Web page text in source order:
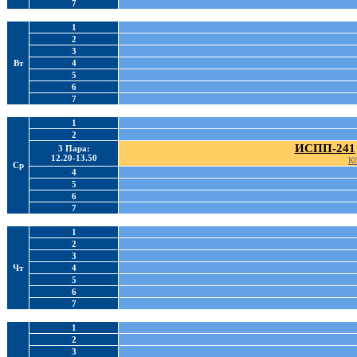
7
Вт
1
2
3
4
5
6
7
Ср
1
2
3 Пара:
12.20-13.50
ИСПП-241
4
5
6
7
Чт
1
2
3
4
5
6
7
1
2
3